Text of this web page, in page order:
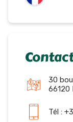
30
66120
Tél :